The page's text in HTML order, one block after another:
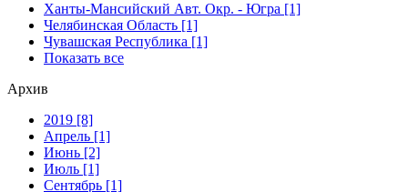
Ханты-Мансийский Авт. Окр. - Югра [1]
Челябинская Область [1]
Чувашская Республика [1]
Показать все
Архив
2019 [8]
Апрель [1]
Июнь [2]
Июль [1]
Сентябрь [1]